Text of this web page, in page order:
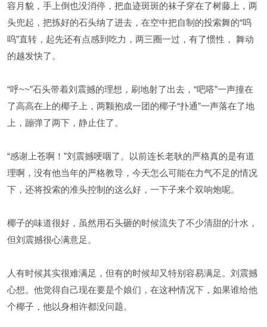
容月貌，手上倒也没消停，把血迹斑斑的袜子穿在了树藤上，两
头兜起，把拣好的石头纳了进去，在空中把自制的投索舞的“呜
呜”直转，起先还有点感到吃力，两三圈一过，有了惯性， 舞动
的越发快了。
“呼~~”石头带着刘震撼的理想，刷地射了出去，“吧嗒”一声撞在
了高高在上的椰子上，两颗抱成一团的椰子“扑通”一声落在了地
上，蹦弹了两下，静止住了。
“感谢上苍啊！”刘震撼哽咽了。以前连长老耿的严格真的是有道
理啊，没有他当年的严格教导，今天怎么可能在力气不足的情况
下，还将投索的准头控制的这么好，一下子来个双响炮呢。
椰子的味道很好，虽然用石头砸的时候流失了不少清甜的汁水，
但刘震撼很心满意足。
人有时候其实很难满足，但有的时候却又特别容易满足。刘震撼
心想。他觉得自己现在要是个娘们，在这种情况下，如果谁给他
个椰子，他以身相许都没问题。